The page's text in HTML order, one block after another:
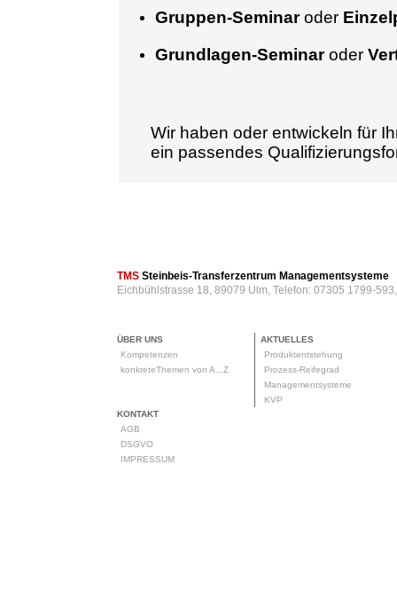
Gruppen-Seminaroder
Grundlagen-Seminaroder
Wir haben oder entwickeln für
ein passendes
TMS Steinbeis-Transferzentrum Managementsysteme
Eichbühlstrasse 18, 89079 Ulm, Telefon: 07305 1799-
ÜBER UNS
Kompetenzen
konkreteThemen von A...Z
AKTUELLES
Produktentstehung
Prozess-Reifegrad
Managementsysteme
KVP
KONTAKT
AGB
DSGVO
IMPRESSUM